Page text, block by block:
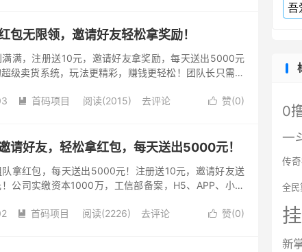
包无限领，邀请好友轻松拿奖励！
满，注册送10元，邀请好友拿奖励，每天送出5000元
级卖货系统，玩法更精彩，赚钱更轻松！团队长只需邀
 赞(0)
 首码项目 阅读(2015) 去评论
请好友，轻松拿红包，每天送出5000元！
拿红包，每天送出5000元！注册送10元，邀请好友送
公司实缴资本1000万，工信部备案，H5、APP、小程
 赞(0)
 首码项目 阅读(2226) 去评论
0
一
传
全民
新